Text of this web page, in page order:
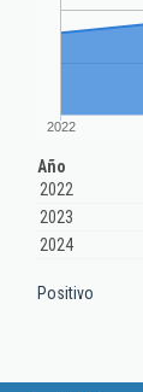
2022
Año
2022
2023
2024
Positivo